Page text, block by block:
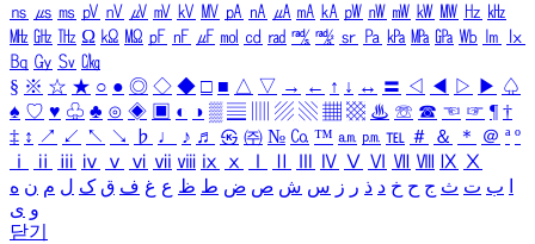
㎱ ㎲ ㎳ ㎴ ㎵ ㎶ ㎷ ㎸ ㎹ ㎀ ㎁ ㎂ ㎃ ㎄ ㎺ ㎻ ㎽ ㎾ ㎿ ㎐ ㎑
㎒ ㎓ ㎔ Ω ㏀ ㏁ ㎊ ㎋ ㎌ ㏖ ㏅ ㎭ ㎮ ㎯ ㏛ ㎩ ㎪ ㎫ ㎬ ㏝ ㏐
㏓
㏃ ㏉ ㏜ ㏆
§ ※ ☆ ★ ○ ● ◎ ◇ ◆ □ ■ △ ▽ → ← ↑ ↓ ↔ 〓 ◁ ◀ ▷ ▶ ♤
♠ ♡ ♥ ♧ ♣ ⊙ ◈ ▣ ◐ ◑ ▒ ▤ ▨ ▧ ▦ ▩ ♨ ☏ ☎ ☜ ☞ ¶ †
‡ ↕ ↗ ↙ ↖ ↘ ♭ ♩ ♪ ♬ ㉿ ㈜ № ㏇ ™ ㏂ ㏘ ℡ ＃ ＆ ＊ ＠ ª º
ⅰ
ⅱ ⅲ ⅳ ⅴ ⅵ ⅶ ⅷ ⅸ ⅹ Ⅳ Ⅴ Ⅵ Ⅶ Ⅷ Ⅸ Ⅹ
ب ت ث ج ح خ د ذ ر ز س ش ص ض ط ظ ع غ ف ق ک ل م ن ه
و ی
닫기